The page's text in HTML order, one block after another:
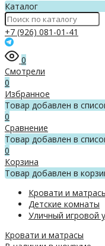
Каталог
+7 (926) 081-01-41
0
Смотрели
0
Избранное
Товар добавлен в
0
Сравнение
Товар добавлен в
0
Корзина
Товар добавлен в
Кровати и
Детские комнаты
Уличный игровой
Кровати и матрасы